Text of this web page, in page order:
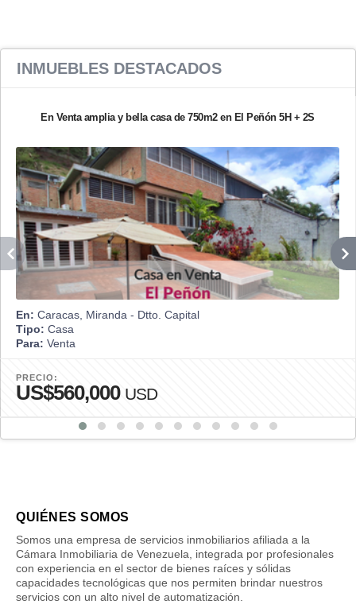
INMUEBLES DESTACADOS
En Venta amplia y bella casa de 750m2 en El Peñón 5H + 2S
En: Caracas, Miranda - Dtto. Capital
Tipo: Casa
Para: Venta
PRECIO:
US$560,000 USD
QUIÉNES SOMOS
Somos una empresa de servicios inmobiliarios afiliada a la
Cámara Inmobiliaria de Venezuela, integrada por profesionales
con experiencia en el sector de bienes raíces y sólidas
capacidades tecnológicas que nos permiten brindar nuestros
servicios con un alto nivel de automatización.